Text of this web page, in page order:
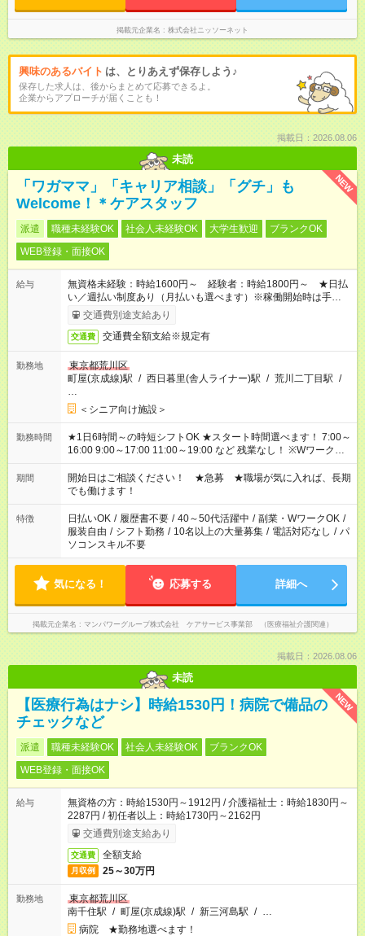
掲載元企業名 株式会社ニッソーネット
興味のあるバイト は、とりあえず保存しよう♪
保存した求人は、後からまとめて応募できるよ。
企業からアプローチが届くことも！
掲載日：2026.08.06
未読
NEW
「ワガママ」「キャリア相談」「グチ」も
Welcome！＊ケアスタッフ
派遣 職種未経験OK 社会人未経験OK 大学生歓迎
ブランクOK
WEB登録・面接OK
給与
無資格未経験：時給1600円～ 経験者：時給1800円～ ★日払
い／週払い制度あり（月払いも選べます）※稼働開始時は手続き
完了次第のお支払いとなります。
交通費別途支給あり
交通費 交通費全額支給※規定有
勤務地
東京都荒川区
町屋(京成線)駅 / 西日暮里(舎人ライナー)駅 / 荒川二丁目駅 /
…
＜シニア向け施設＞
勤務時間
★1日6時間～の時短シフトOK ★スタート時間選べます！ 7:00～
16:00 9:00～17:00 11:00～19:00 など 残業なし！ ※Wワークの
場合、他のお仕事と合わせ週40時間超の就業はご案内できませ
ん ※法令に基づき、週20時間以上勤務は社会保険への加入対象
となります ※労働者派遣法（日雇い派遣の原則禁止）により、
短時間・短期間の就業はご案内が難しい場合があります
期間
開始日はご相談ください！ ★急募 ★職場が気に入れば、長期
でも働けます！
特徴 日払いOK / 履歴書不要 / 40～50代活躍中 / 副業・WワークOK /
服装自由 / シフト勤務 / 10名以上の大量募集 / 電話対応なし / パ
ソコンスキル不要
気になる！ 応募する 詳細へ
掲載元企業名 マンパワーグループ株式会社 ケアサービス事業部 （医療福祉介護関連）
掲載日：2026.08.06
未読
NEW
【医療行為はナシ】時給1530円！病院で備品の
チェックなど
派遣 職種未経験OK 社会人未経験OK
ブランクOK
WEB登録・面接OK
給与
無資格の方：時給1530円～1912円 / 介護福祉士：時給1830円～
2287円 / 初任者以上：時給1730円～2162円
交通費別途支給あり
交通費 全額支給
月収例 25～30万円
勤務地
東京都荒川区
南千住駅 / 町屋(京成線)駅 / 新三河島駅 / …
病院 ★勤務地選べます！